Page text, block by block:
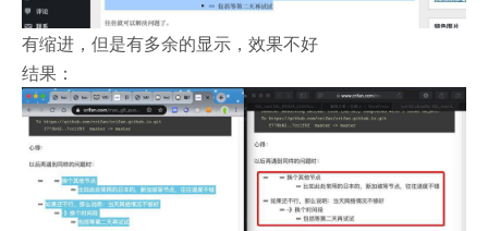
有缩进，但是有多余的显示，效果不好
结果：